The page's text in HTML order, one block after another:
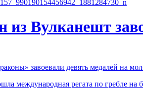
из Вулканешт
завоевали девять медалей на
международная регата по гребле на